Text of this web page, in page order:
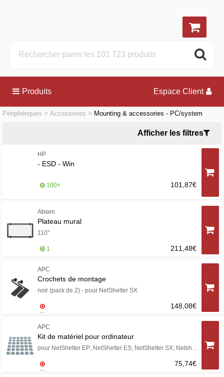
Produits Espace Client
Périphériques Accessoires Mounting & accessories - PC/system
Afficher les filtres
HP
- ESD - Win
101,87€
100+
Absen
Plateau mural
110"
211,48€
1
APC
Crochets de montage
noir (pack de 2) - pour NetShelter SX
148,08€
APC
Kit de matériel pour ordinateur
75,74€